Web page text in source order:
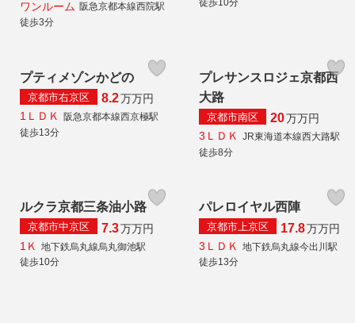
ワンルーム 阪急京都本線西院駅
徒歩3分
徒歩10分
プティメゾンかどの
京都市右京区 8.2万万円
1ＬＤＫ 阪急京都本線西京極駅
徒歩13分
プレサンスロジェ京都西
大路
京都市南区 20万万円
3ＬＤＫ JR東海道本線西大路駅
徒歩8分
ルクラ京都三条油小路
京都市中京区 7.3万万円
1Ｋ
地下鉄烏丸線烏丸御池駅
徒歩10分
パレロイヤル西陣
京都市上京区 17.8万万円
3ＬＤＫ
地下鉄烏丸線今出川駅
徒歩13分